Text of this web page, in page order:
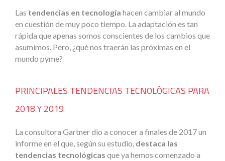
Las tendencias en tecnología hacen cambiar al mundo
en cuestión de muy poco tiempo. La adaptación es tan
rápida que apenas somos conscientes de los cambios que
asumimos. Pero, ¿qué nos traerán las próximas en el
mundo pyme?
PRINCIPALES TENDENCIAS TECNOLÓGICAS PARA
2018 Y 2019
La consultora Gartner dio a conocer a finales de 2017 un
informe en el que, según su estudio, destaca las
tendencias tecnológicas que ya hemos comenzado a